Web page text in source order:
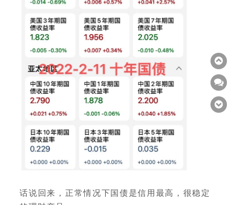
话说回来，正常情况下国债是信用最高，很稳定